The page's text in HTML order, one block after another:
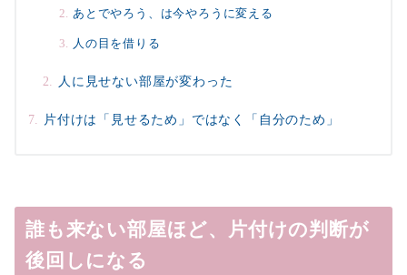
あとでやろう、は今やろうに変える
人の目を借りる
人に見せない部屋が変わった
片付けは「見せるため」ではなく「自分のため」
誰も来ない部屋ほど、片付けの判断が
後回しになる